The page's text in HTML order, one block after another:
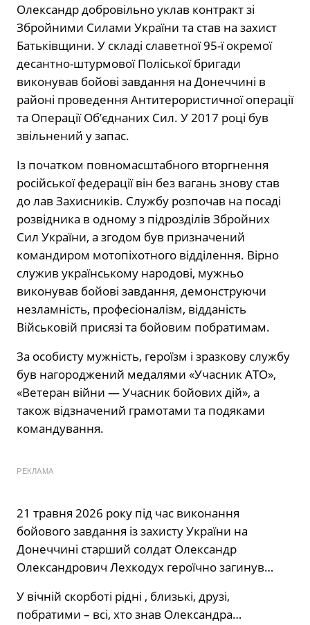
Олександр добровільно уклав контракт зі
Збройними Силами України та став на захист
Батьківщини. У складі славетної 95-ї окремої
десантно-штурмової Поліської бригади
виконував бойові завдання на Донеччині в
районі проведення Антитерористичної операції
та Операції Об’єднаних Сил. У 2017 році був
звільнений у запас.
Із початком повномасштабного вторгнення
російської федерації він без вагань знову став
до лав Захисників. Службу розпочав на посаді
розвідника в одному з підрозділів Збройних
Сил України, а згодом був призначений
командиром мотопіхотного відділення. Вірно
служив українському народові, мужньо
виконував бойові завдання, демонструючи
незламність, професіоналізм, відданість
Військовій присязі та бойовим побратимам.
За особисту мужність, героїзм і зразкову службу
був нагороджений медалями «Учасник АТО»,
«Ветеран війни — Учасник бойових дій», а
також відзначений грамотами та подяками
командування.
РЕКЛАМА
21 травня 2026 року під час виконання
бойового завдання із захисту України на
Донеччині старший солдат Олександр
Олександрович Лехкодух героїчно загинув…
У вічній скорботі рідні , близькі, друзі,
побратими – всі, хто знав Олександра…